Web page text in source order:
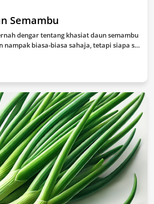
Semambu
dengar tentang khasiat daun semambu
nampak biasa-biasa sahaja, tetapi siapa s…